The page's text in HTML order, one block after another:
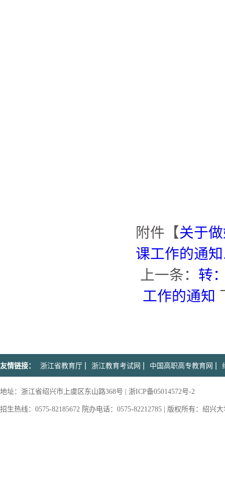
附件【关于
课工作的通
上一条： 转
工作的通知
友情链接： 浙江省教育厅 浙江教育考试网 中国高职高专教育网
地址：浙江省绍兴市上虞区东山路368号 | 浙ICP备05014572号-2
招生热线：0575-82185672 院办电话：0575-82212785 | 版权所有：绍兴